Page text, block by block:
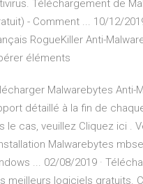
Téléchargement de
- Comment ... 10/12/
RogueKiller Anti-
éléments
Malwarebytes Anti-
détaillé à la fin de
le cas, veuillez Cliquez ici .
Malwarebytes
... 02/08/2019 ·
meilleurs logiciels gratuits.